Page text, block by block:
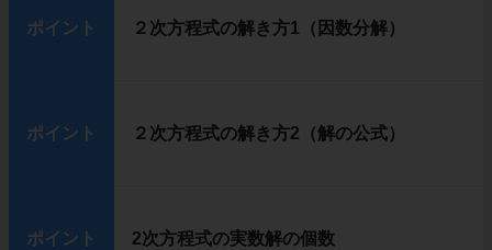
ポイント ２次方程式の解き方1（因数分解）
ポイント ２次方程式の解き方2（解の公式）
ポイント 2次方程式の実数解の個数